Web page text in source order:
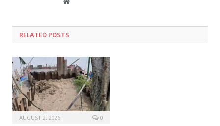
RELATED POSTS
AUGUST 2, 2026 0